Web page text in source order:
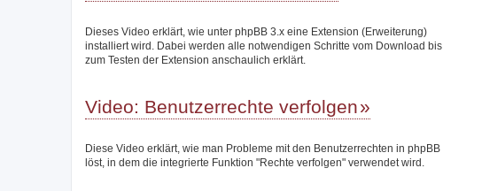
Dieses Video erklärt, wie unter phpBB 3.x eine Extension (Erweiterung)
installiert wird. Dabei werden alle notwendigen Schritte vom Download bis
zum Testen der Extension anschaulich erklärt.
Video: Benutzerrechte verfolgen
Diese Video erklärt, wie man Probleme mit den Benutzerrechten in phpBB
löst, in dem die integrierte Funktion "Rechte verfolgen" verwendet wird.